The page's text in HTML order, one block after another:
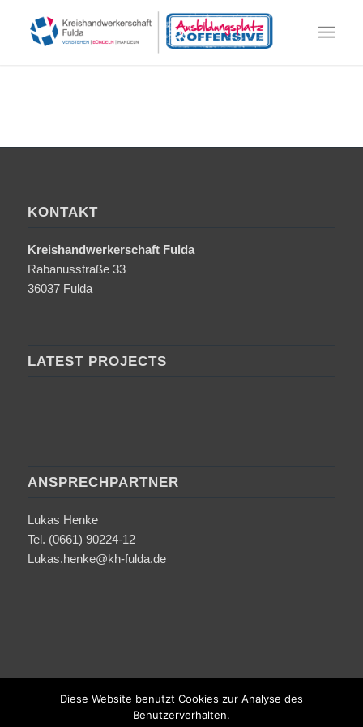
KONTAKT
Kreishandwerkerschaft Fulda
Rabanusstraße 33
36037 Fulda
LATEST PROJECTS
ANSPRECHPARTNER
Lukas Henke
Tel. (0661) 90224-12
Lukas.henke@kh-fulda.de
Diese Website benutzt Cookies zur Analyse des
Benutzerverhalten.